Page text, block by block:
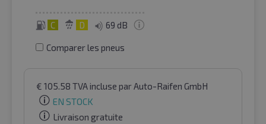
C D 69 dB
Comparer les pneus
€ 105.58 TVA incluse par Auto-Raifen GmbH
EN STOCK
Livraison gratuite